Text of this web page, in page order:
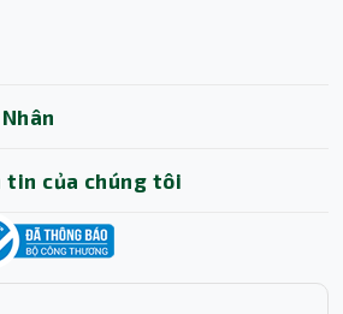
tin của chúng tôi